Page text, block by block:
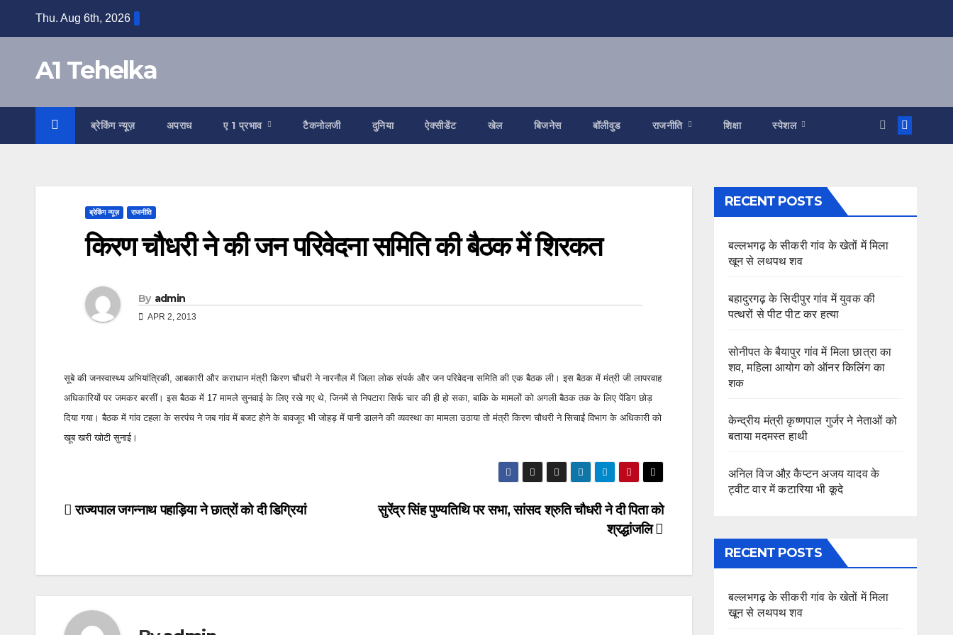
Thu. Aug 6th, 2026
A1 Tehelka
ब्रेकिंग न्यूज़ अपराध ए 1 प्रभाव टैकनोलजी दुनिया ऐक्सीडेंट खेल बिजनेस बॉलीवुड राजनीति शिक्षा स्पेशल
ब्रेकिंग न्यूज़ राजनीति
किरण चौधरी ने की जन परिवेदना समिति की बैठक में शिरकत
By admin
APR 2, 2013
सूबे की जनस्वास्थ्य अभियांत्रिकी, आबकारी और कराधान मंत्री किरण चौधरी ने नारनौल में जिला लोक संपर्क और जन परिवेदना समिति की एक बैठक ली। इस बैठक में मंत्री जी लापरवाह
अधिकारियों पर जमकर बरसीं। इस बैठक में 17 मामले सुनवाई के लिए रखे गए थे, जिनमें से निपटारा सिर्फ चार की ही हो सका, बाकि के मामलों को अगली बैठक तक के लिए पेंडिग छोड़
दिया गया। बैठक में गांव टहला के सरपंच ने जब गांव में बजट होने के बावजूद भी जोहड़ में पानी डालने की व्यवस्था का मामला उठाया तो मंत्री किरण चौधरी ने सिचाईं विभाग के अधिकारी को
खूब खरी खोटी सुनाई।
Post
सुरेंद्र सिंह पुण्यतिथि पर सभा, सांसद श्रुति चौधरी ने दी पिता को
श्रद्धांजलि
राज्यपाल जगन्नाथ पहाड़िया ने छात्रों को दी डिग्रियां
RECENT POSTS
बल्लभगढ़ के सीकरी गांव के खेतों में मिला
खून से लथपथ शव
बहादुरगढ़ के सिदीपुर गांव में युवक की
पत्थरों से पीट पीट कर हत्या
सोनीपत के बैयापुर गांव में मिला छात्रा का
शव, महिला आयोग को ऑनर किलिंग का
शक
केन्द्रीय मंत्री कृष्णपाल गुर्जर ने नेताओं को
बताया मदमस्त हाथी
अनिल विज औऱ कैप्टन अजय यादव के
ट्वीट वार में कटारिया भी कूदे
RECENT POSTS
बल्लभगढ़ के सीकरी गांव के खेतों में मिला
खून से लथपथ शव